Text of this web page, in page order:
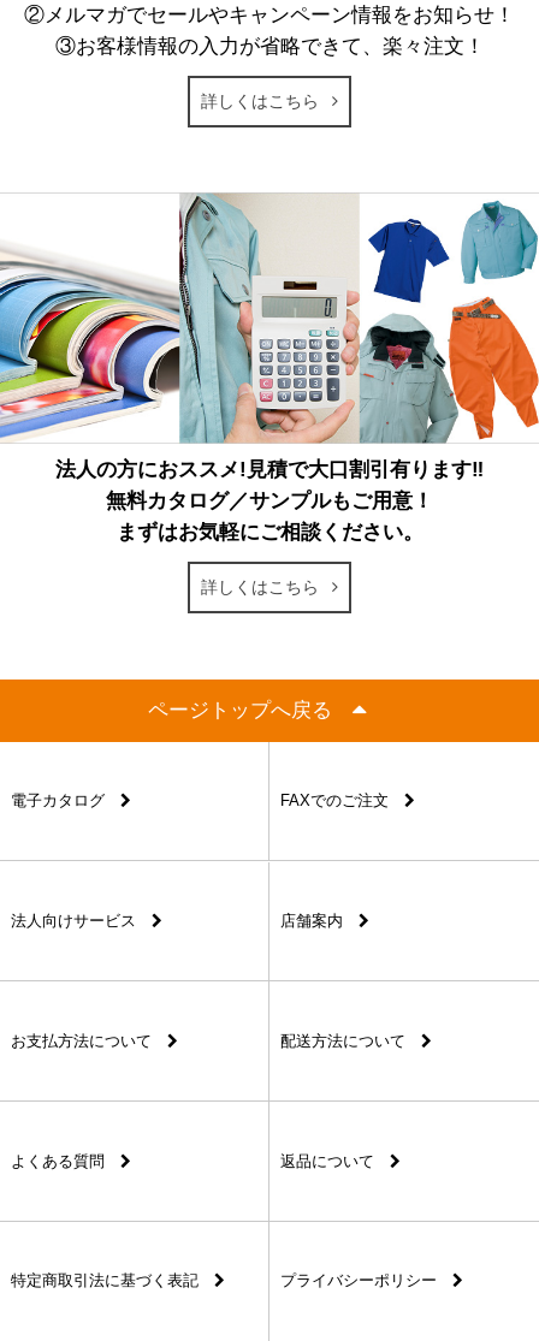
②メルマガでセールやキャンペーン情報をお知らせ！
③お客様情報の入力が省略できて、楽々注文！
詳しくはこちら
法人の方におススメ!見積で大口割引有ります‼
無料カタログ／サンプルもご用意！
まずはお気軽にご相談ください。
詳しくはこちら
ページトップへ戻る
電子カタログ FAXでのご注文
法人向けサービス 店舗案内
お支払方法について 配送方法について
よくある質問 返品について
特定商取引法に基づく表記 プライバシーポリシー